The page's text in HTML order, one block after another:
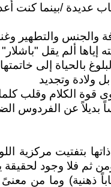
عديدة /بينما كنت أُعد
والجنس والتطهير
ألم يقل "باشلار"
بالحياة إلى
ولادة وتجديد
قوة الكلام وقلب
بديلاً عن الفردوس
بتفتيت مركزية
ثم فلا وجود لحقيقة
ذهنية) وما من